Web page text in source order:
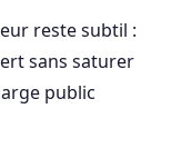
reste subtil :
sans saturer
public